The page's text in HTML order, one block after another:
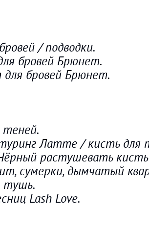
/ подводки.
бровей Брюнет.
бровей Брюнет.
теней.
Латте / кисть для
растушевать
сумерки, дымчатый
тушь.
Lash Love.